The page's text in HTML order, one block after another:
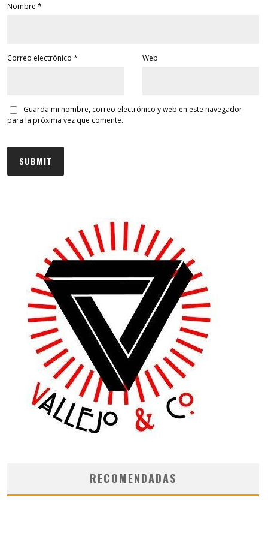
Nombre *
Correo electrónico * Web
Guarda mi nombre, correo electrónico y web en este navegador
para la próxima vez que comente.
RECOMENDADAS